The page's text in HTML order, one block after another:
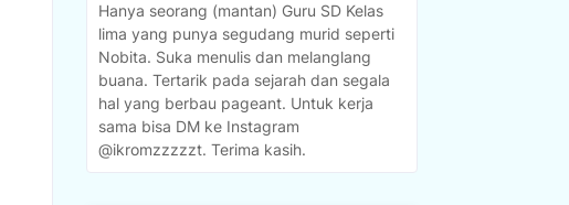
Hanya seorang (mantan) Guru SD Kelas
lima yang punya segudang murid seperti
Nobita. Suka menulis dan melanglang
buana. Tertarik pada sejarah dan segala
hal yang berbau pageant. Untuk kerja
sama bisa DM ke Instagram
@ikromzzzzzt. Terima kasih.